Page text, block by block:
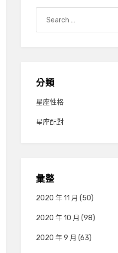
分類
星座性格
星座配對
彙整
2020 年 11 月 (50)
2020 年 10 月 (98)
2020 年 9 月 (63)